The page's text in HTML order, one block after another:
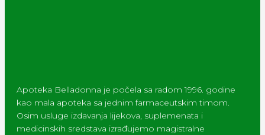
Apoteka Belladonna je počela sa radom 1996. godine
kao mala apoteka sa jednim farmaceutskim timom.
Osim usluge izdavanja lijekova, suplemenata i
medicinskih sredstava izrađujemo magistralne